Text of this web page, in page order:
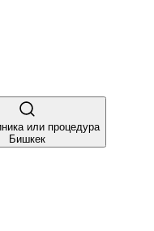
или процедура
Бишкек